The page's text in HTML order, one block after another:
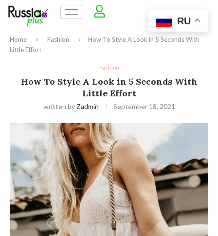
Home Fashion
How To Style A Look in 5 Seconds With
Little Effort
Fashion
How To Style A Look in 5 Seconds With
Little Effort
written by Zadmin September 18, 2021
RU